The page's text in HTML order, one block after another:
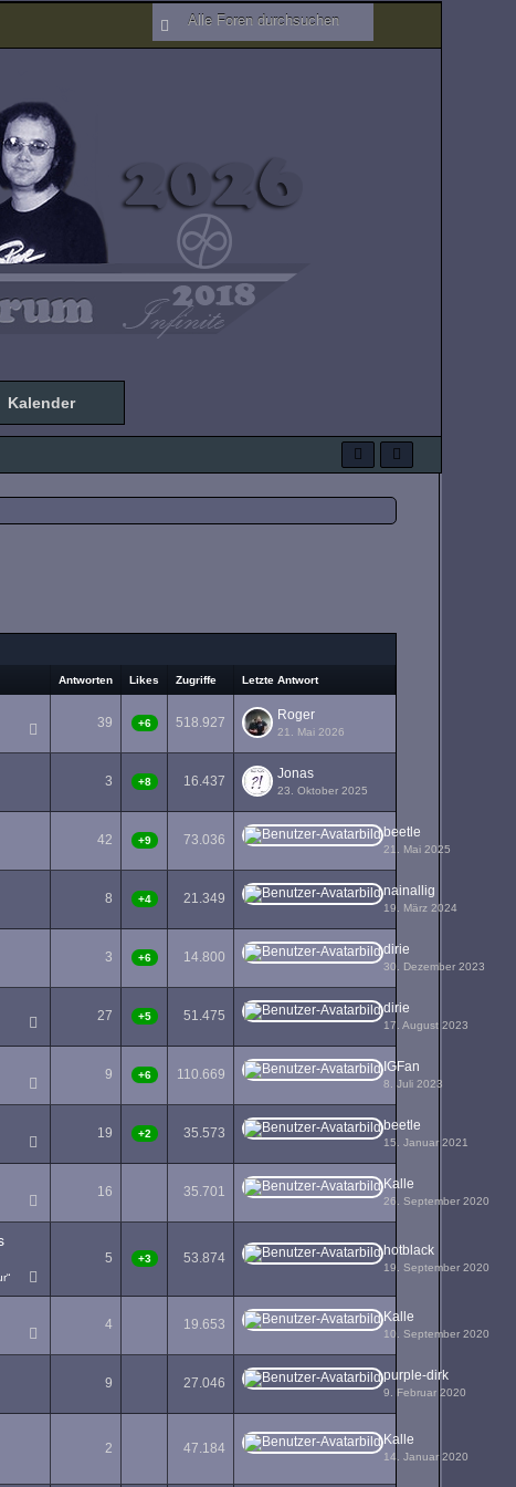
Kalender
Antworten Likes Zugriffe Letzte Antwort
39 +6 518.927 Roger
21. Mai 2026
3 +8 16.437 Jonas
23. Oktober 2025
42 +9 73.036 beetle
21. Mai 2025
8 +4 21.349 nainallig
19. März 2024
3 +6 14.800 dirie
30. Dezember 2023
27 +5 51.475 dirie
17. August 2023
9 +6 110.669 IGFan
8. Juli 2023
19 +2 35.573 beetle
15. Januar 2021
16 35.701 Kalle
26. September 2020
5 +3 53.874 hotblack
19. September 2020
4 19.653 Kalle
10. September 2020
9 27.046 purple-dirk
9. Februar 2020
2 47.184
Kalle
14. Januar 2020